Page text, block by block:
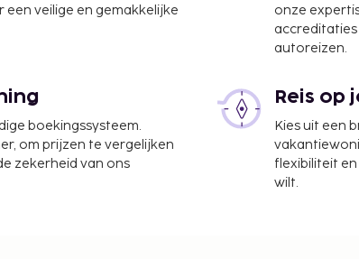
heeft een
ook van gratis
veilige en gemakkelijke
onze
accreditaties
autoreizen.
boekingssysteem.
om prijzen te vergelijken
zekerheid van ons
Reis op
Kies uit een
flexibiliteit
wilt.